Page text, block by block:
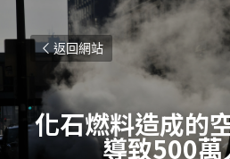
返回網站
化石燃料造成的
導致500萬